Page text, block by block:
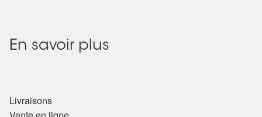
En savoir plus
Livraisons